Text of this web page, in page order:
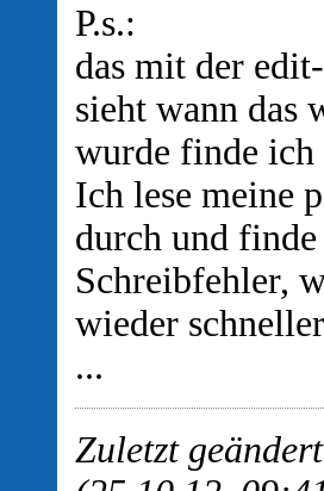
P.s.:
das mit der
sieht wann das
wurde finde ich
Ich lese meine
durch und
Schreibfehler,
wieder
...
Zuletzt